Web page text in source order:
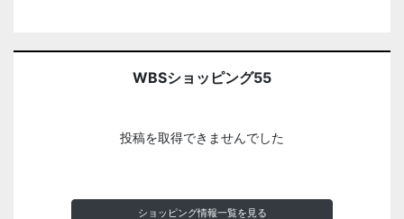
WBSショッピング55
投稿を取得できませんでした
ショッピング情報一覧を見る